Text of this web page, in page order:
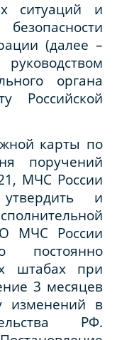
ситуаций и
(далее –
органа
Российской
карты по
поручений
МЧС России
и
МЧС России
постоянно
штабах при
3 месяцев
изменений в
РФ.